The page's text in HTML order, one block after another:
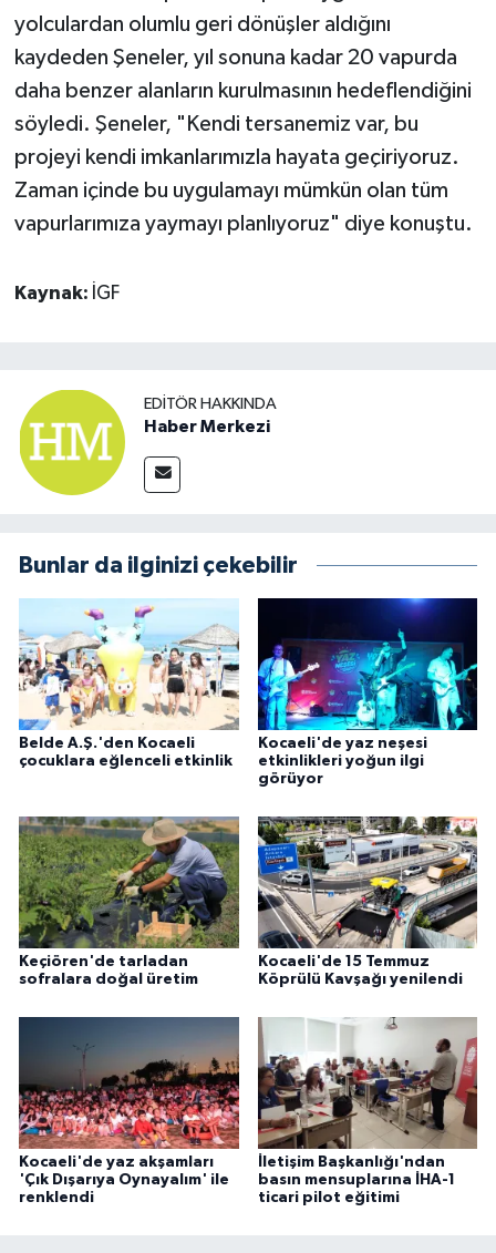
yolculardan olumlu geri dönüşler aldığını
kaydeden Şeneler, yıl sonuna kadar 20 vapurda
daha benzer alanların kurulmasının hedeflendiğini
söyledi. Şeneler, "Kendi tersanemiz var, bu
projeyi kendi imkanlarımızla hayata geçiriyoruz.
Zaman içinde bu uygulamayı mümkün olan tüm
vapurlarımıza yaymayı planlıyoruz" diye konuştu.
Kaynak: İGF
EDITÖR HAKKINDA
Haber Merkezi
Bunlar da ilginizi çekebilir
Belde A.Ş.'den Kocaeli
çocuklara eğlenceli etkinlik
Kocaeli'de yaz neşesi
etkinlikleri yoğun ilgi
görüyor
Keçiören'de tarladan
sofralara doğal üretim
Kocaeli'de 15 Temmuz
Köprülü Kavşağı yenilendi
Kocaeli'de yaz akşamları
'Çık Dışarıya Oynayalım' ile
renklendi
İletişim Başkanlığı'ndan
basın mensuplarına İHA-1
ticari pilot eğitimi